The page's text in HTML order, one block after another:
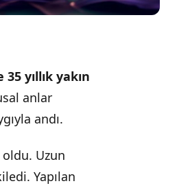
yıllık yakın
anlar
andı.
Uzun
Yapılan